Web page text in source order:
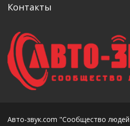
Контакты
Авто-звук.com "Сообщество